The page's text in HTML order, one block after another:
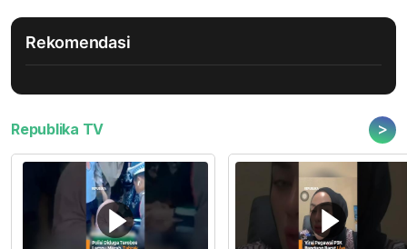
Rekomendasi
Republika TV >